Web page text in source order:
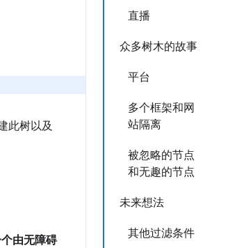
直播
众多树木的故事
平台
多个框架和网
站隔离
被忽略的节点
和无趣的节点
未来想法
其他过滤条件
此树以及
由无障碍